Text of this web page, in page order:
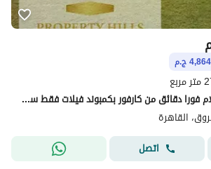
ج.م
فيلا للبيع جاهزة للأستلام فورا دقائق من كارفور بكمبوند فيلات فقط ساكن بالفعل
القاهرة
اتصل